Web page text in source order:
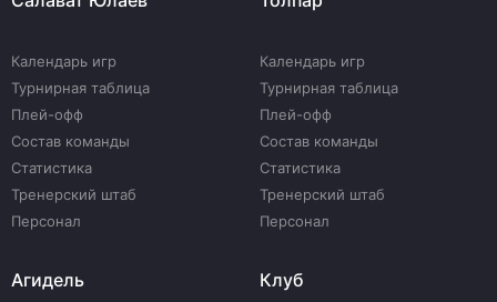
Календарь игр
Турнирная таблица
Плей-офф
Состав команды
Статистика
Тренерский штаб
Персонал
Календарь игр
Турнирная таблица
Плей-офф
Состав команды
Статистика
Тренерский штаб
Персонал
Агидель Клуб